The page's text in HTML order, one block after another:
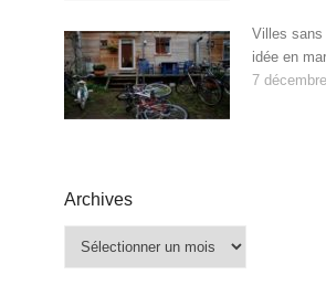
Villes
idée en
7
Archives
Archives